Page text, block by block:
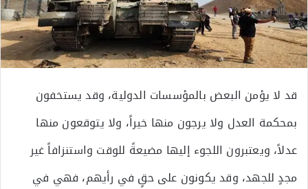
قد لا يؤمن البعض بالمؤسسات الدولية، وقد يستخفون
بمحكمة العدل ولا يرجون منها خيراً، ولا يتوقعون منها
عدلاً، ويعتبرون اللجوء إليها مضيعةً للوقت واستنزافاً غير
مجدٍ للجهد، وقد يكونون على حقٍ في رأيهم، فهي في